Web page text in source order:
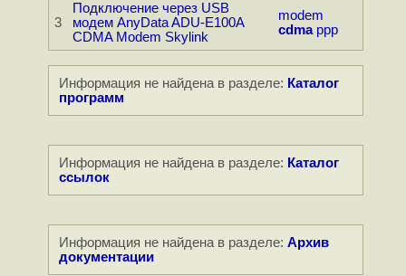
3
Подключение через USB
модем AnyData ADU-E100A
CDMA Modem Skylink
modem
cdma ppp
Информация не найдена в разделе: Каталог
программ
Информация не найдена в разделе: Каталог
ссылок
Информация не найдена в разделе: Архив
документации